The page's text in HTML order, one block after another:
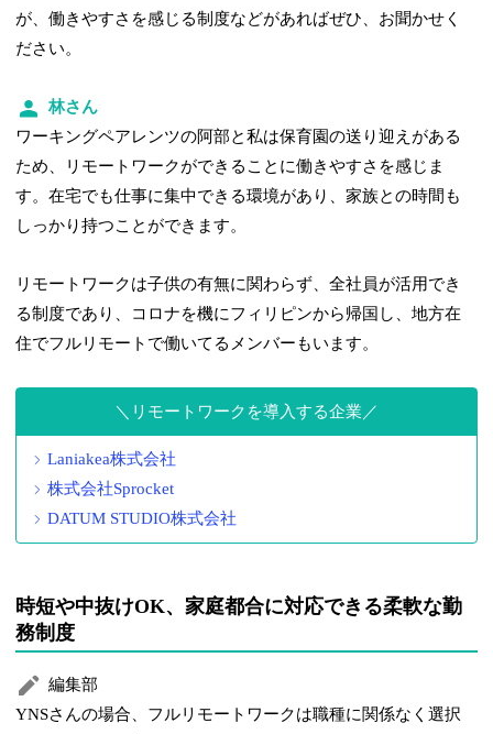
が、働きやすさを感じる制度などがあればぜひ、お聞かせく
ださい。
林さん
ワーキングペアレンツの阿部と私は保育園の送り迎えがある
ため、リモートワークができることに働きやすさを感じま
す。在宅でも仕事に集中できる環境があり、家族との時間も
しっかり持つことができます。
リモートワークは子供の有無に関わらず、全社員が活用でき
る制度であり、コロナを機にフィリピンから帰国し、地方在
住でフルリモートで働いてるメンバーもいます。
リモートワークを導入する企業
Laniakea株式会社
株式会社Sprocket
DATUM STUDIO株式会社
時短や中抜けOK、家庭都合に対応できる柔軟な勤
務制度
編集部
YNSさんの場合、フルリモートワークは職種に関係なく選択